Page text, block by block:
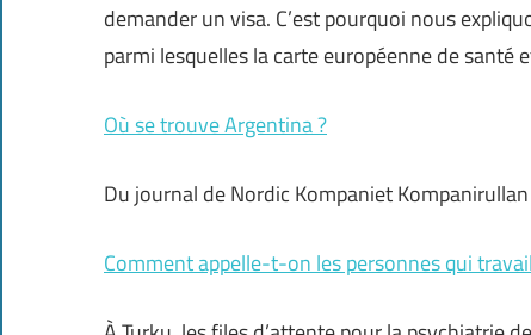
demander un visa. C’est pourquoi nous
parmi lesquelles la carte européenne de santé
Où se trouve Argentina ?
Du journal de Nordic Kompaniet
Comment appelle-t-on les personnes qui